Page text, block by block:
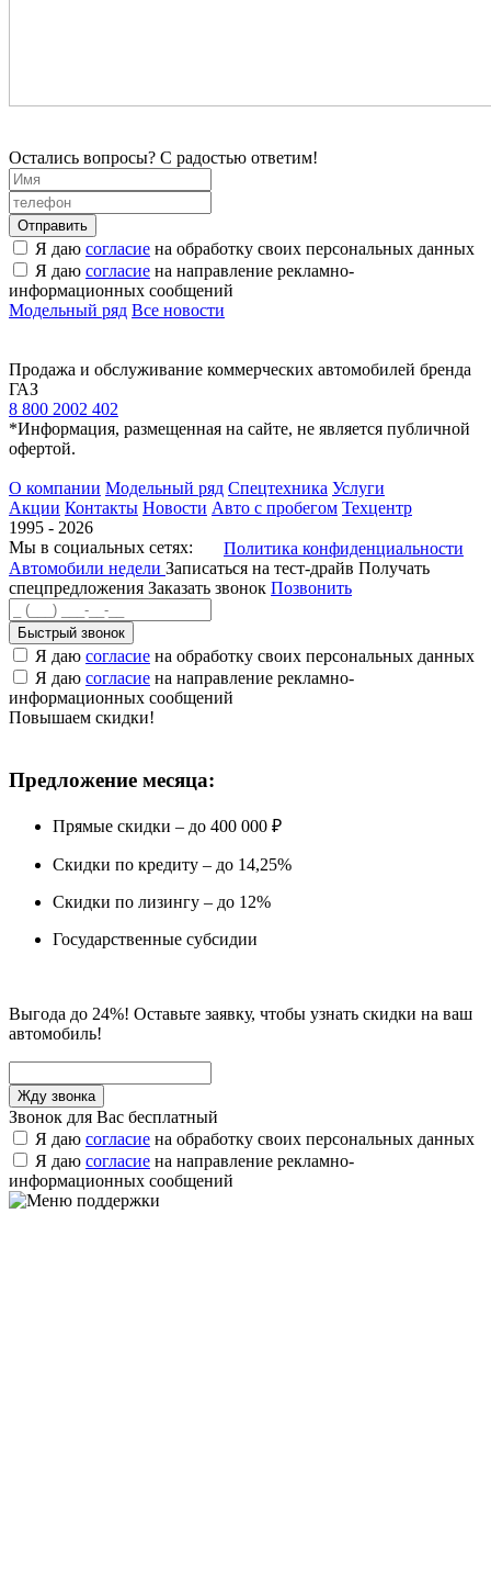
Остались вопросы? С радостью ответим!
Я даю согласие на обработку своих персональных данных
Я даю согласие на направление рекламно-
информационных сообщений
Модельный ряд Все новости
Продажа и обслуживание коммерческих автомобилей бренда
ГАЗ
8 800 2002 402
*Информация, размещенная на сайте, не является публичной
офертой.
О компании Модельный ряд Спецтехника Услуги
Акции Контакты Новости Авто с пробегом Техцентр
1995 - 2026
Мы в социальных сетях:
Политика конфиденциальности
Автомобили недели Записаться на тест-драйв Получать
спецпредложения Заказать звонок Позвонить
Быстрый звонок
Я даю согласие на обработку своих персональных данных
Я даю согласие на направление рекламно-
информационных сообщений
Повышаем скидки!
Предложение месяца:
Прямые скидки – до 400 000 ₽
Скидки по кредиту – до 14,25%
Скидки по лизингу – до 12%
Государственные субсидии
Выгода до 24%! Оставьте заявку, чтобы узнать скидки на ваш
автомобиль!
Звонок для Вас бесплатный
Я даю согласие на обработку своих персональных данных
Я даю согласие на направление рекламно-
информационных сообщений